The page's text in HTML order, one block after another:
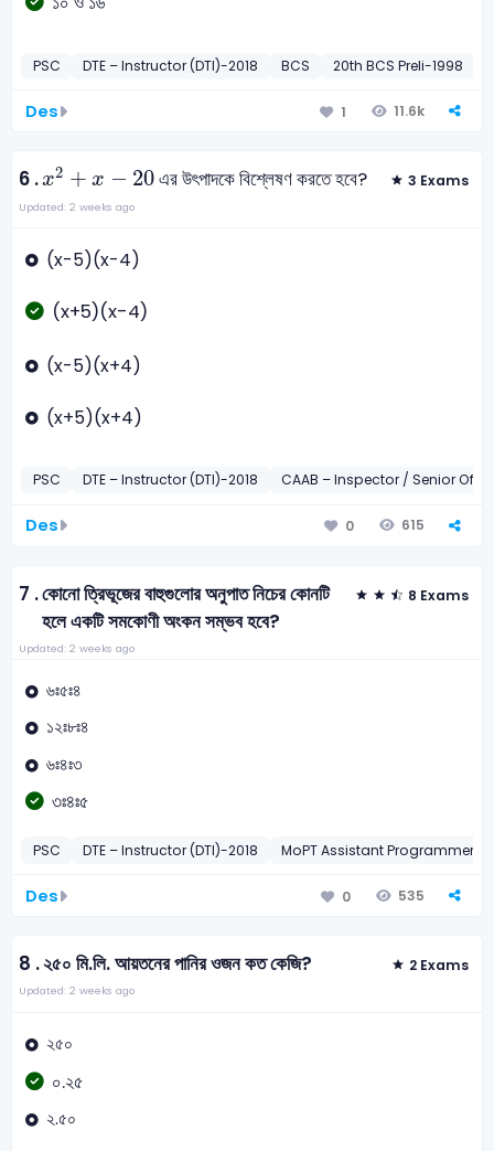
PSC DTE – Instructor (DTI)-2018 BCS 20th BCS Preli-1998
Des 1 11.6k
6 .x2 + x − 20
2 + এর উৎপাদকে বিশ্লেষণ করতে হবে? 3 Exams
Updated: 2 weeks ago
(x-5)(x-4)
(x+5)(x-4)
(x-5)(x+4)
(x+5)(x+4)
PSC DTE – Instructor (DTI)-2018 CAAB – Inspector / Senior
Des 0 615
7 .কোনো ত্রিভূজের বাহুগুলোর অনুপাত নিচের কোনটি
হলে একটি সমকোণী অংকন সম্ভব হবে?
8 Exams
Updated: 2 weeks ago
৬ঃ৫ঃ৪
১২ঃ৮ঃ৪
৬ঃ৪ঃ৩
৩ঃ৪ঃ৫
PSC DTE – Instructor (DTI)-2018 MoPT Assistant Programmer-
Des 0 535
8 .২৫০ মি.লি. আয়তনের পানির ওজন কত কেজি? 2 Exams
Updated: 2 weeks ago
২৫০
০.২৫
২.৫০